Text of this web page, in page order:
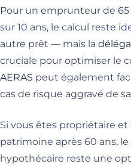
Pour un emprunteur de
sur 10 ans, le calcul reste
autre prêt — mais la
cruciale pour optimiser le
AERAS peut également
cas de risque aggravé de
Si vous êtes propriétaire
patrimoine après 60 ans,
hypothécaire reste une